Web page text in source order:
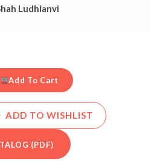
Ludhianvi
Add To Cart
ADD TO WISHLIST
(PDF)